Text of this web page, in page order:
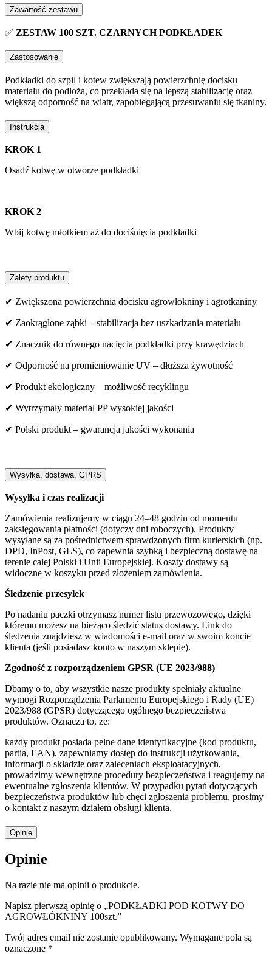
Zawartość zestawu
✅ ZESTAW 100 SZT. CZARNYCH PODKŁADEK
Zastosowanie
Podkładki do szpil i kotew zwiększają powierzchnię docisku
materiału do podłoża, co przekłada się na lepszą stabilizację oraz
większą odporność na wiatr, zapobiegającą przesuwaniu się tkaniny.
Instrukcja
KROK 1
Osadź kotwę w otworze podkładki
KROK 2
Wbij kotwę młotkiem aż do dociśnięcia podkładki
Zalety produktu
✔ Zwiększona powierzchnia docisku agrowłókniny i agrotkaniny
✔ Zaokrąglone ząbki – stabilizacja bez uszkadzania materiału
✔ Znacznik do równego nacięcia podkładki przy krawędziach
✔ Odporność na promieniowanie UV – dłuższa żywotność
✔ Produkt ekologiczny – możliwość recyklingu
✔ Wytrzymały materiał PP wysokiej jakości
✔ Polski produkt – gwarancja jakości wykonania
Wysyłka, dostawa, GPRS
Wysyłka i czas realizacji
Zamówienia realizujemy w ciągu 24–48 godzin od momentu
zaksięgowania płatności (dotyczy dni roboczych). Produkty
wysyłane są za pośrednictwem sprawdzonych firm kurierskich (np.
DPD, InPost, GLS), co zapewnia szybką i bezpieczną dostawę na
terenie całej Polski i Unii Europejskiej. Koszty dostawy są
widoczne w koszyku przed złożeniem zamówienia.
Śledzenie przesyłek
Po nadaniu paczki otrzymasz numer listu przewozowego, dzięki
któremu możesz na bieżąco śledzić status dostawy. Link do
śledzenia znajdziesz w wiadomości e-mail oraz w swoim koncie
klienta (jeśli posiadasz konto w naszym sklepie).
Zgodność z rozporządzeniem GPSR (UE 2023/988)
Dbamy o to, aby wszystkie nasze produkty spełniały aktualne
wymogi Rozporządzenia Parlamentu Europejskiego i Rady (UE)
2023/988 (GPSR) dotyczącego ogólnego bezpieczeństwa
produktów. Oznacza to, że:
każdy produkt posiada pełne dane identyfikacyjne (kod produktu,
partia, EAN), zapewniamy dostęp do instrukcji użytkowania,
informacji o składzie oraz zaleceniach eksploatacyjnych,
prowadzimy wewnętrzne procedury bezpieczeństwa i reagujemy na
ewentualne zgłoszenia klientów. W przypadku pytań dotyczących
bezpieczeństwa produktów lub chęci zgłoszenia problemu, prosimy
o kontakt z naszym działem obsługi klienta.
Opinie
Opinie
Na razie nie ma opinii o produkcie.
Napisz pierwszą opinię o „PODKŁADKI POD KOTWY DO
AGROWŁÓKNINY 100szt.”
Twój adres email nie zostanie opublikowany. Wymagane pola są
oznaczone *